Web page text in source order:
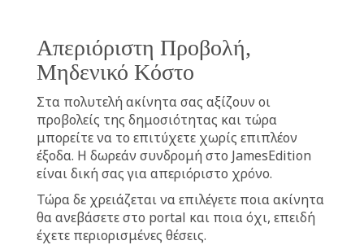
Απεριόριστη Προβολή,
Μηδενικό Κόστο
Στα πολυτελή ακίνητα σας αξίζουν οι
προβολείς της δημοσιότητας και τώρα
μπορείτε να το επιτύχετε χωρίς επιπλέον
έξοδα. Η δωρεάν συνδρομή στο JamesEdition
είναι δική σας για απεριόριστο χρόνο.
Τώρα δε χρειάζεται να επιλέγετε ποια ακίνητα
θα ανεβάσετε στο portal και ποια όχι, επειδή
έχετε περιορισμένες θέσεις.